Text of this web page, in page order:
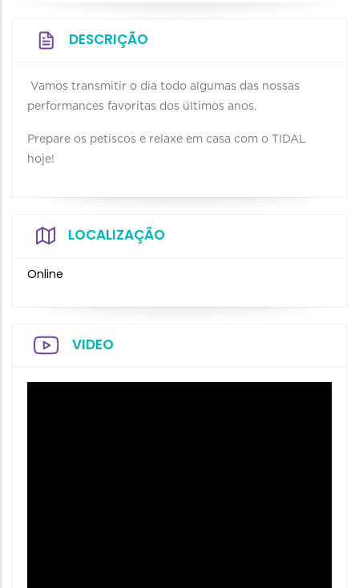
DESCRIÇÃO
Vamos transmitir o dia todo algumas das nossas
performances favoritas dos últimos anos.
Prepare os petiscos e relaxe em casa com o TIDAL
hoje!
LOCALIZAÇÃO
Online
VIDEO